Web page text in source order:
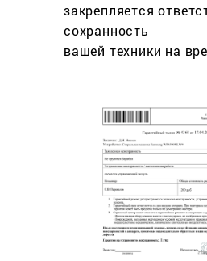
закрепляется
сохранность
вашей техники на